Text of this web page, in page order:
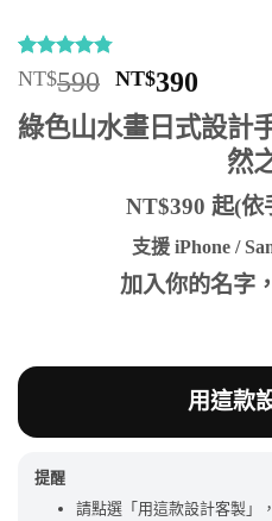
評分4.75
/ 5，已有
8
位顧客進
行評分
NT$590 原
始
價
NT$590。
NT$390
前
價
格：
綠色山水畫日式設計
然
NT$390 起(依
支援 iPhone /
加入你的名字
用這款
提醒
請點選「用這款設計客製」